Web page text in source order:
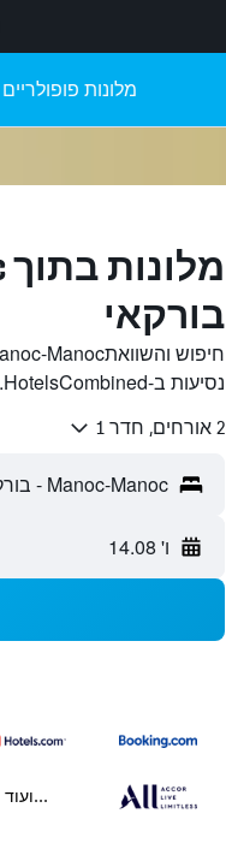
מלונות פופולריים
בורקאי
נסיעות ב-HotelsCombined.
2 אורחים, חדר 1
ו' 14.08
...ועוד